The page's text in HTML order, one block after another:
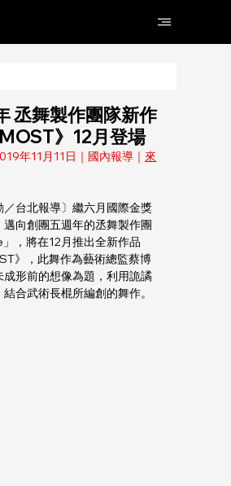
丞舞製作團隊新作
》12月登場
年11月11日｜國內報導｜來
／台北報導〕繼六月國際金獎
邁向創團五週年的丞舞製作團
，將在12月推出全新作品
》，此舞作為藝術總監蔡博
成形前的想像為題，利用詭譎
合武術長棍所編創的舞作。